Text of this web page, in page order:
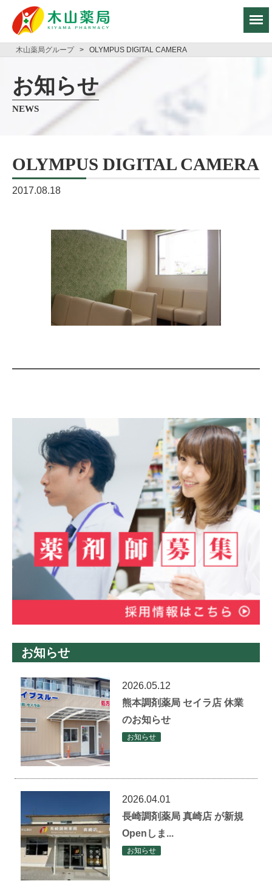
木山薬局グループ > OLYMPUS DIGITAL CAMERA
お知らせ
NEWS
OLYMPUS DIGITAL CAMERA
2017.08.18
お知らせ
2026.05.12
熊本調剤薬局 セイラ店 休業
のお知らせ
お知らせ
2026.04.01
長崎調剤薬局 真崎店 が新規
Openしま...
お知らせ